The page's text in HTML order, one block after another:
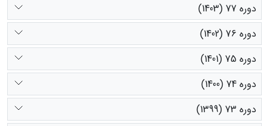
دوره 77 (1403)
دوره 76 (1402)
دوره 75 (1401)
دوره 74 (1400)
دوره 73 (1399)